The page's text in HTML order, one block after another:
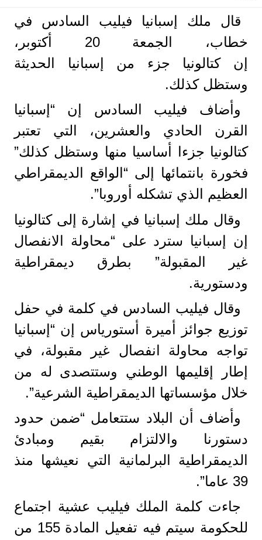
قال ملك إسبانيا فيليب السادس في
خطاب، الجمعة 20 أكتوبر،
إن كتالونيا جزء من إسبانيا الحديثة
وستظل كذلك.
وأضاف فيليب السادس إن “إسبانيا
القرن الحادي والعشرين، التي تعتبر
كتالونيا جزءا أساسيا منها وستظل كذلك”
فخورة بانتمائها إلى “الواقع الديمقراطي
العظيم الذي تشكله أوروبا”.
وقال ملك إسبانيا في إشارة إلى كتالونيا
إن إسبانيا سترد على “محاولة الانفصال
غير المقبولة” بطرق ديمقراطية
ودستورية.
وقال فيليب السادس في كلمة في حفل
توزيع جوائز أميرة أستورياس إن “إسبانيا
تواجه محاولة انفصال غير مقبولة، في
إطار إقليمها الوطني وستتصدى له من
خلال مؤسساتها الديمقراطية الشرعية”.
وأضاف أن البلاد ستتعامل “ضمن حدود
دستورنا والالتزام بقيم ومبادئ
الديمقراطية البرلمانية التي نعيشها منذ
39 عاما”.
جاءت كلمة الملك فيليب عشية اجتماع
للحكومة سيتم فيه تفعيل المادة 155 من